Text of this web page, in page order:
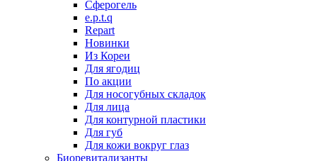
Сферогель
e.p.t.q
Repart
Новинки
Из Кореи
Для ягодиц
По акции
Для носогубных складок
Для лица
Для контурной пластики
Для губ
Для кожи вокруг глаз
Биоревитализанты